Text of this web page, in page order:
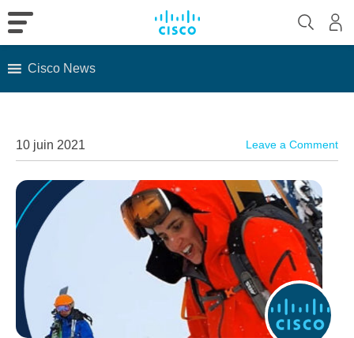
Cisco News
10 juin 2021 Leave a Comment